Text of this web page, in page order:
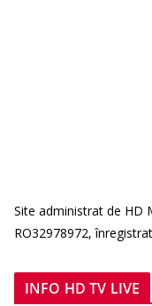
Site administrat de HD
RO32978972,
INFO HD TV LIVE